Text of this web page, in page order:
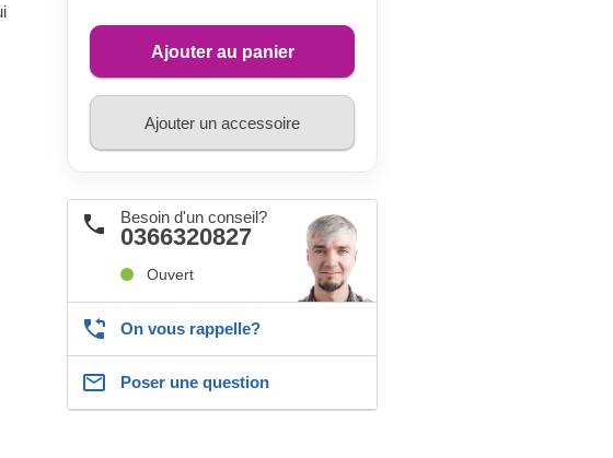
Ajouter au panier
Ajouter un accessoire
Besoin d'un conseil?
0366320827
Ouvert
On vous rappelle?
Poser une question